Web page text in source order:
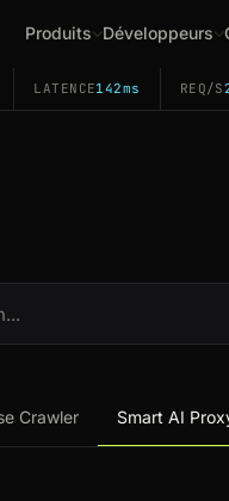
Produits Développeurs
LATENCE142ms REQ/S
Crawler Smart AI